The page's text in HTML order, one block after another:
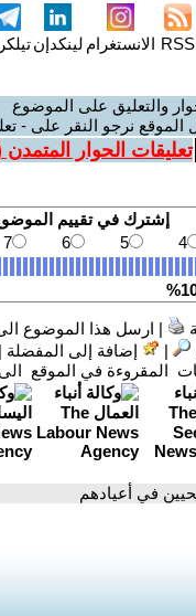
RSS الانستغرام لينكدإن
والتعليق على الموضوع
الموقع نرجو النقر على -
تعليقات الحوار المتمدن
| ارسل هذا الموضوع
| إضافة إلى المفضلة |
المقروءة في الموقع
في أعيادهم